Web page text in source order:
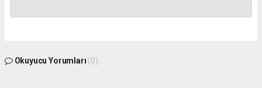
Okuyucu Yorumları (0)